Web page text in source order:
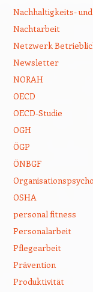
Nachhaltigkeits-
Nachtarbeit
Netzwerk
Newsletter
NORAH
OECD
OECD-Studie
OGH
ÖGP
ÖNBGF
OSHA
personal fitness
Personalarbeit
Pflegearbeit
Prävention
Produktivität